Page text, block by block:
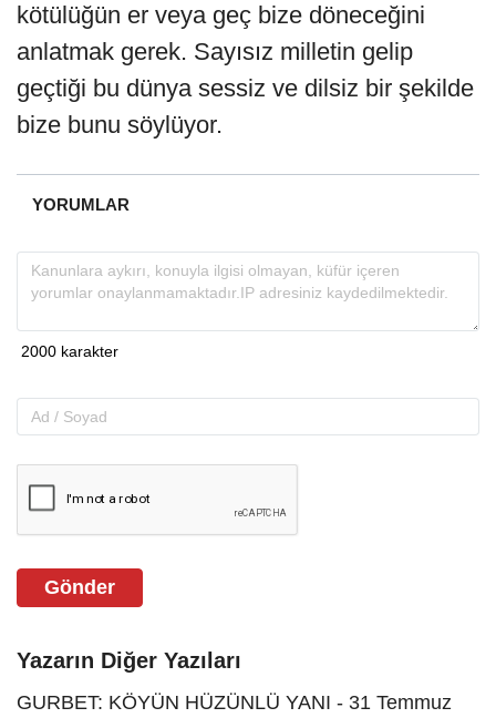
kötülüğün er veya geç bize döneceğini
anlatmak gerek. Sayısız milletin gelip
geçtiği bu dünya sessiz ve dilsiz bir şekilde
bize bunu söylüyor.
YORUMLAR
Gönder
Yazarın Diğer Yazıları
GURBET: KÖYÜN HÜZÜNLÜ YANI - 31 Temmuz